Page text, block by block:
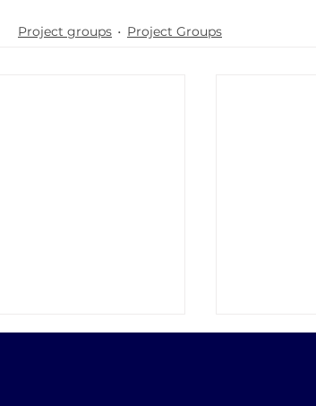
Project groups Project Groups